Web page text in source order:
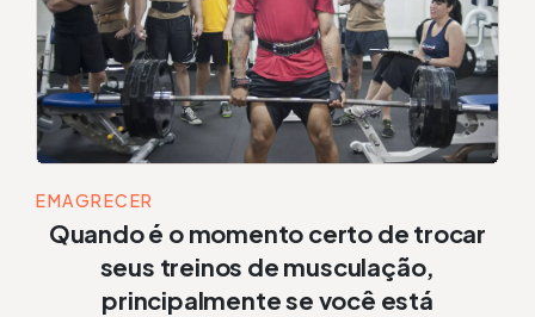
EMAGRECER
Quando é o momento certo de trocar
seus treinos de musculação,
principalmente se você está